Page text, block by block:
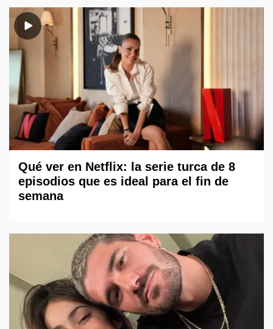
Qué ver en Netflix: la serie turca de 8
episodios que es ideal para el fin de
semana